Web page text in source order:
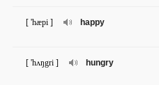
happy
[ 'hæpi ]
hungry
[ 'hʌŋgri ]